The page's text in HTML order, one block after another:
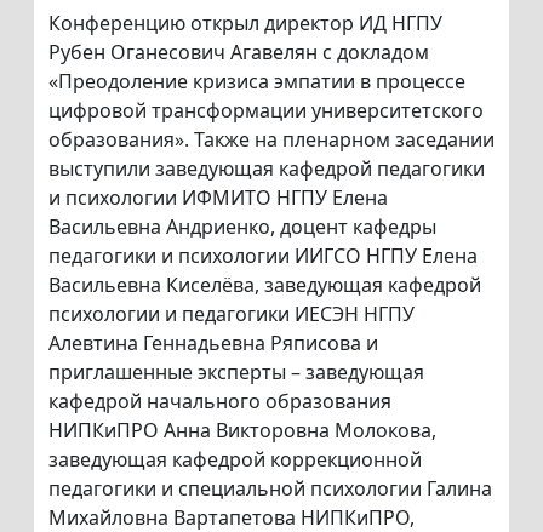
Конференцию открыл директор ИД НГПУ
Рубен Оганесович Агавелян с докладом
«Преодоление кризиса эмпатии в процессе
цифровой трансформации университетского
образования». Также на пленарном заседании
выступили заведующая кафедрой педагогики
и психологии ИФМИТО НГПУ Елена
Васильевна Андриенко, доцент кафедры
педагогики и психологии ИИГСО НГПУ Елена
Васильевна Киселёва, заведующая кафедрой
психологии и педагогики ИЕСЭН НГПУ
Алевтина Геннадьевна Ряписова и
приглашенные эксперты – заведующая
кафедрой начального образования
НИПКиПРО Анна Викторовна Молокова,
заведующая кафедрой коррекционной
педагогики и специальной психологии Галина
Михайловна Вартапетова НИПКиПРО,